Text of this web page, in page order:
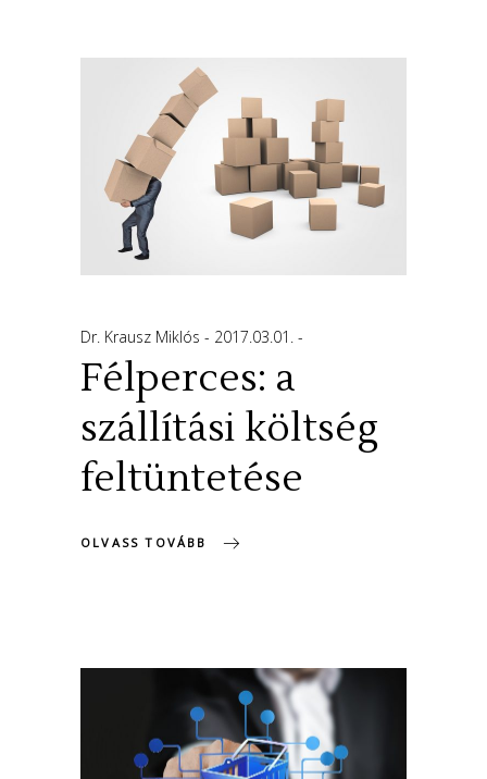
Dr. Krausz Miklós 2017.03.01.
Félperces: a
szállítási költség
feltüntetése
OLVASS TOVÁBB